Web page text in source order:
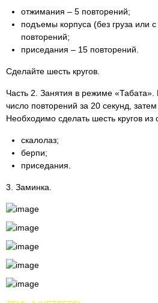
отжимания – 5 повторений;
подъемы корпуса (без груза или
повторений;
приседания – 15 повторений.
Сделайте шесть кругов.
Часть 2. Занятия в режиме
число повторений за 20 секунд,
Необходимо сделать шесть кругов
скалолаз;
берпи;
приседания.
3. Заминка.